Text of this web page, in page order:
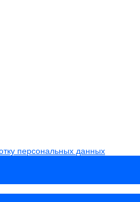
персональных данных